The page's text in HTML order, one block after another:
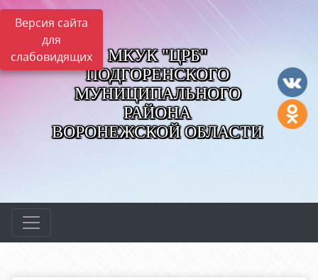
Версия сайта
для
слабовидящих
МКУК "ЦРБ"
ПОДГОРЕНСКОГО
МУНИЦИПАЛЬНОГО
РАЙОНА
ВОРОНЕЖСКОЙ ОБЛАСТИ